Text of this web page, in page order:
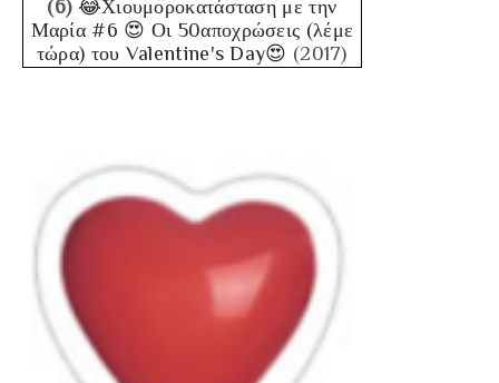
(6) 😂Χιουμοροκατάσταση με την
Μαρία #6 😍 Οι 50αποχρώσεις (λέμε
τώρα) του Valentine's Day😍 (2017)